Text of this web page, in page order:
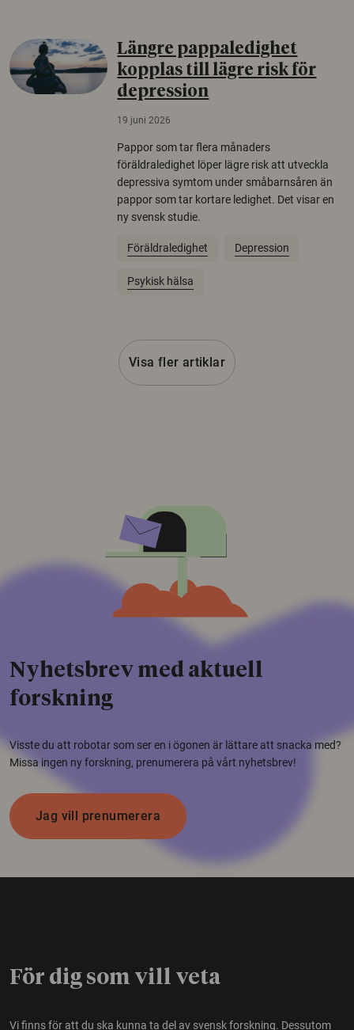
Längre pappaledighet
kopplas till lägre risk för
depression
19 juni 2026
Pappor som tar flera månaders
föräldraledighet löper lägre risk att utveckla
depressiva symtom under småbarnsåren än
pappor som tar kortare ledighet. Det visar en
ny svensk studie.
Föräldraledighet Depression
Psykisk hälsa
Visa fler artiklar
Nyhetsbrev med aktuell
forskning
Visste du att robotar som ser en i ögonen är lättare att snacka med?
Missa ingen ny forskning, prenumerera på vårt nyhetsbrev!
Jag vill prenumerera
För dig som vill veta
Vi finns för att du ska kunna ta del av svensk forskning. Dessutom